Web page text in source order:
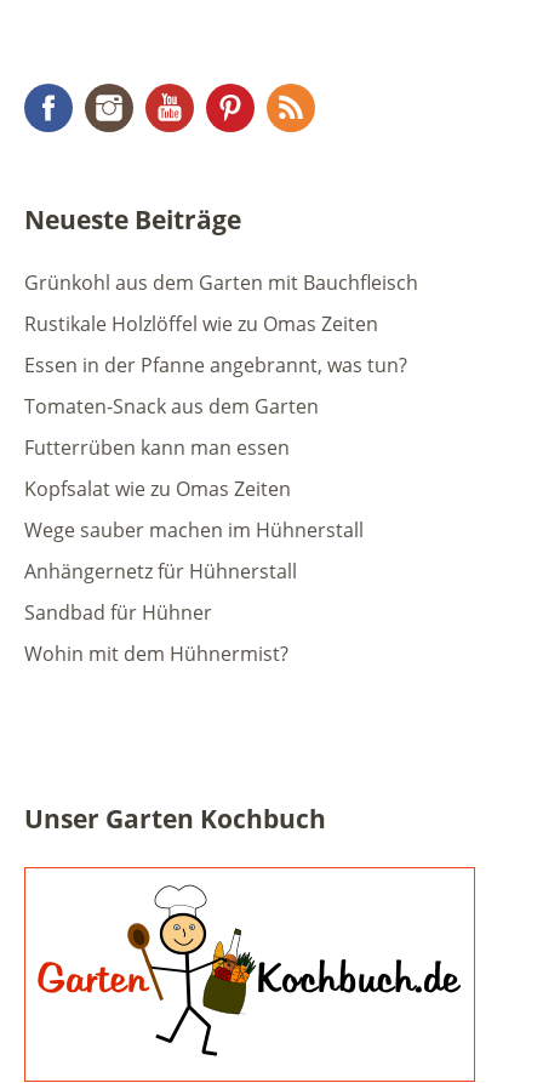
FacebookInstagramYouTubePinterest
Neueste Beiträge
Grünkohl aus dem Garten mit Bauchfleisch
Rustikale Holzlöffel wie zu Omas Zeiten
Essen in der Pfanne angebrannt, was tun?
Tomaten-Snack aus dem Garten
Futterrüben kann man essen
Kopfsalat wie zu Omas Zeiten
Wege sauber machen im Hühnerstall
Anhängernetz für Hühnerstall
Sandbad für Hühner
Wohin mit dem Hühnermist?
Unser Garten Kochbuch